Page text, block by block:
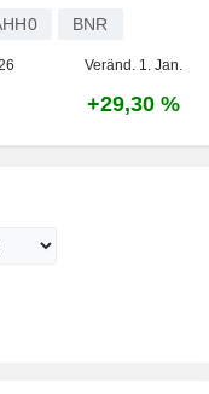
BNR
Veränd. 1. Jan.
+29,30 %